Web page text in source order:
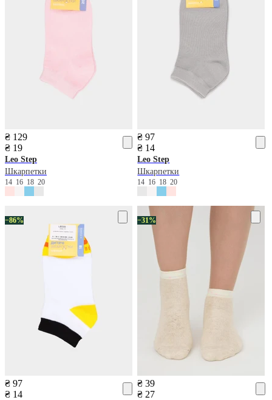
₴ 129
₴ 19
Leo Step
Шкарпетки
14 16 18 20
₴ 97
₴ 14
Leo Step
Шкарпетки
14 16 1820
−86%
₴ 97
₴ 14
−31%
₴ 39
₴ 27